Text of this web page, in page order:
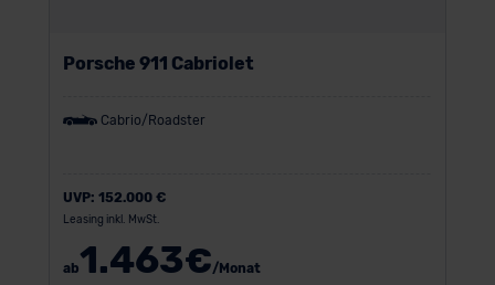
Porsche 911 Cabriolet
Cabrio/Roadster
UVP: 152.000 €
Leasing inkl. MwSt.
ab1.463€/Monat